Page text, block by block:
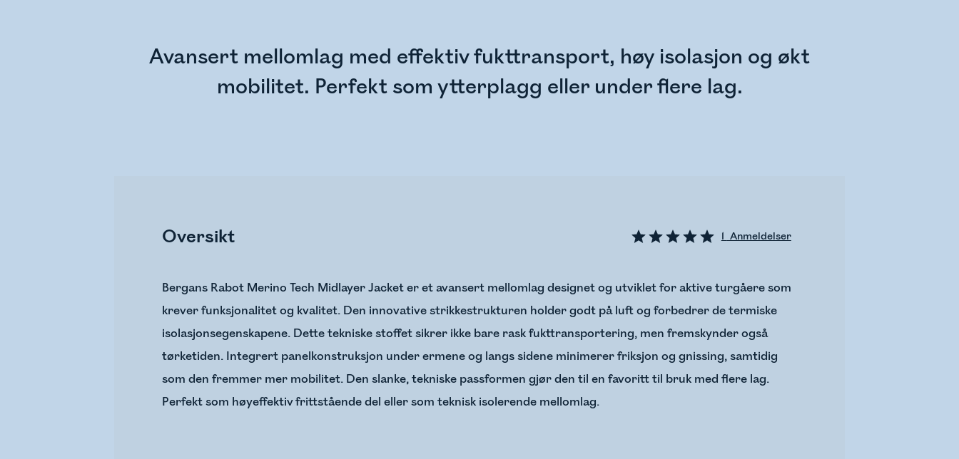
Avansert mellomlag med effektiv fukttransport, høy isolasjon og økt
mobilitet. Perfekt som ytterplagg eller under flere lag.
Oversikt 1 Anmeldelser
Bergans Rabot Merino Tech Midlayer Jacket er et avansert mellomlag designet og utviklet for aktive turgåere som
krever funksjonalitet og kvalitet. Den innovative strikkestrukturen holder godt på luft og forbedrer de termiske
isolasjonsegenskapene. Dette tekniske stoffet sikrer ikke bare rask fukttransportering, men fremskynder også
tørketiden. Integrert panelkonstruksjon under ermene og langs sidene minimerer friksjon og gnissing, samtidig
som den fremmer mer mobilitet. Den slanke, tekniske passformen gjør den til en favoritt til bruk med flere lag.
Perfekt som høyeffektiv frittstående del eller som teknisk isolerende mellomlag.